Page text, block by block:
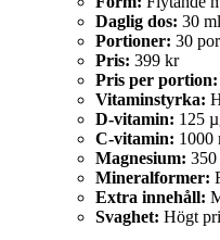
Daglig dos: 30 ml
Portioner: 30
Pris: 399 kr
Pris per portion:
Vitaminstyrka:
D-vitamin: 125
C-vitamin: 1000
Magnesium:
Mineralformer:
Extra innehåll:
Svaghet: Högt